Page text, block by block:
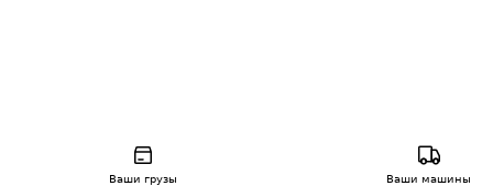
Ваши грузы Ваши машины